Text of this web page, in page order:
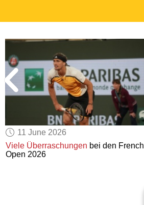
11 June 2026
Viele Überraschungen bei den French
Open 2026